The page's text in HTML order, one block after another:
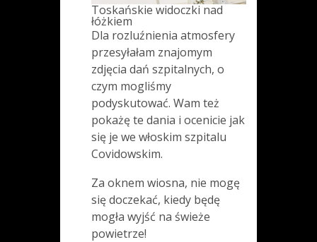
Toskańskie widoczki nad
łóżkiem
Dla rozluźnienia atmosfery
przesyłałam znajomym
zdjęcia dań szpitalnych, o
czym mogliśmy
podyskutować. Wam też
pokażę te dania i ocenicie jak
się je we włoskim szpitalu
Covidowskim.
Za oknem wiosna, nie mogę
się doczekać, kiedy będę
mogła wyjść na świeże
powietrze!